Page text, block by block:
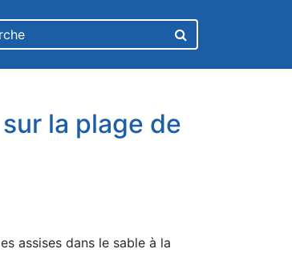
la plage de
assises dans le sable à la